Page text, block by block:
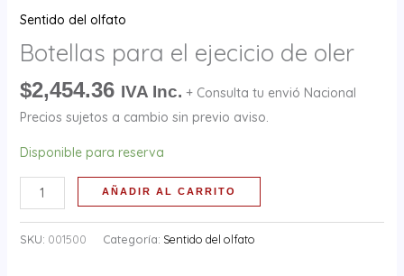
Sentido del olfato
Botellas para el ejecicio de oler
$2,454.36 IVA Inc. + Consulta tu envió Nacional
Precios sujetos a cambio sin previo aviso.
Disponible para reserva
oler
AÑADIR AL CARRITO
SKU: 001500 Categoría: Sentido del olfato